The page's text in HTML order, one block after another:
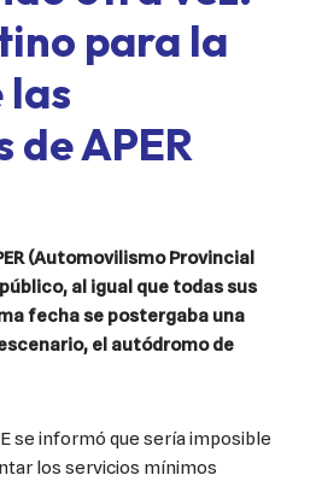
para la
las
APER
(Automovilismo Provincial
al igual que todas sus
fecha se postergaba una
el autódromo de
se informó que sería imposible
los servicios mínimos